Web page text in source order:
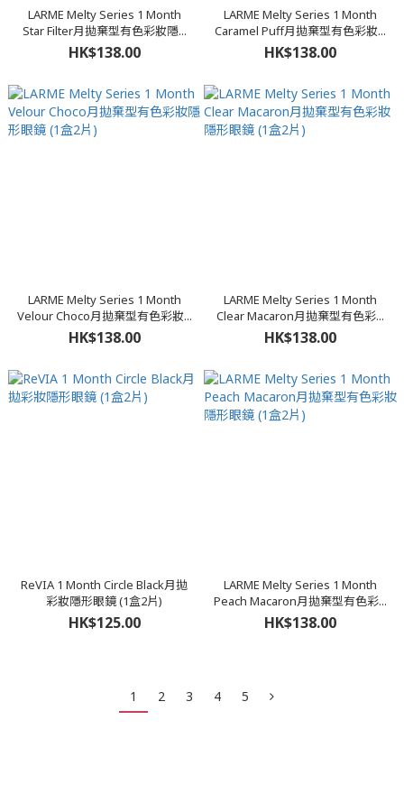
LARME Melty Series 1 Month
Star Filter月拋棄型有色彩妝隱...
HK$138.00
LARME Melty Series 1 Month
Caramel Puff月拋棄型有色彩妝...
HK$138.00
LARME Melty Series 1 Month
Velour Choco月拋棄型有色彩妝...
HK$138.00
LARME Melty Series 1 Month
Clear Macaron月拋棄型有色彩...
HK$138.00
ReVIA 1 Month Circle Black月拋
彩妝隱形眼鏡 (1盒2片)
HK$125.00
LARME Melty Series 1 Month
Peach Macaron月拋棄型有色彩...
HK$138.00
1 2 3 4 5